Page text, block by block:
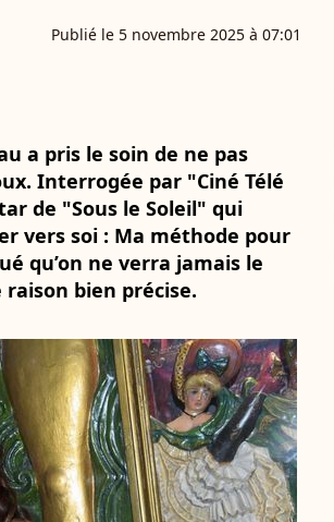
Publié le 5 novembre 2025 à 07:01
a pris le soin de ne pas
Interrogée par "Ciné Télé
de "Sous le Soleil" qui
vers soi : Ma méthode pour
qu’on ne verra jamais le
bien précise.